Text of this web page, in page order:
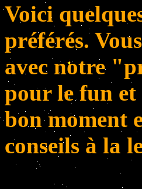
Voici
préférés.
avec notre
pour le fun et
bon moment
conseils à la